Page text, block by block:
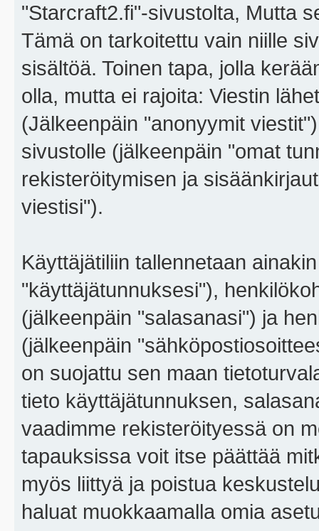
"Starcraft2.fi"-sivustolta, Mutta
Tämä on tarkoitettu vain niille
sisältöä. Toinen tapa, jolla
olla, mutta ei rajoita: Viestin
(Jälkeenpäin "anonyymit
sivustolle (jälkeenpäin "omat
rekisteröitymisen ja
viestisi").
Käyttäjätiliin tallennetaan
"käyttäjätunnuksesi"),
(jälkeenpäin "salasanasi") ja
(jälkeenpäin
on suojattu sen maan
tieto käyttäjätunnuksen,
vaadimme rekisteröityessä on
tapauksissa voit itse päättää
myös liittyä ja poistua
haluat muokkaamalla omia